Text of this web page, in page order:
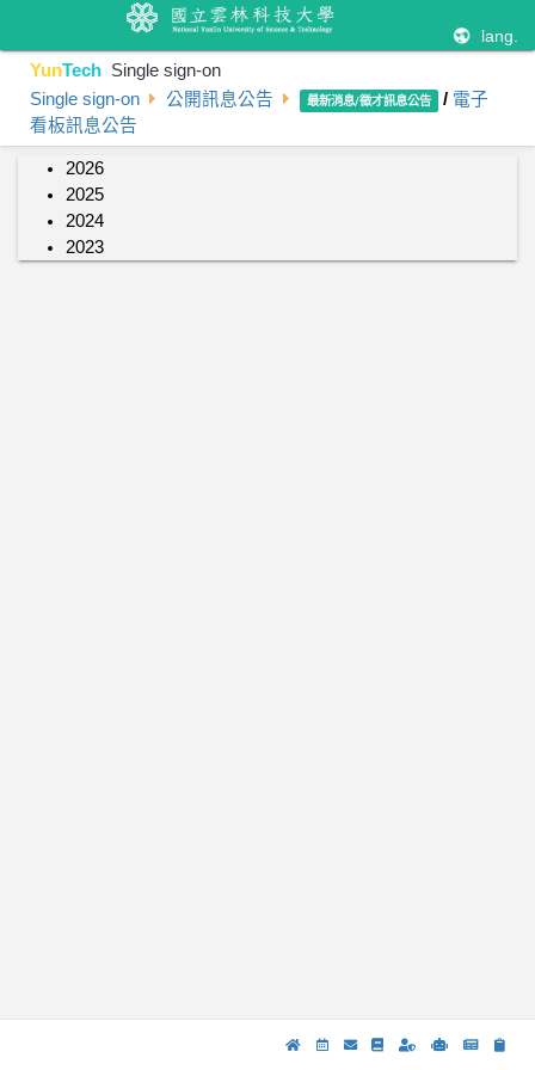
lang.
YunTech Single sign-on
Single sign-on 公開訊息公告 最新消息/徵才訊息公告 / 電子
看板訊息公告
2026
2025
2024
2023